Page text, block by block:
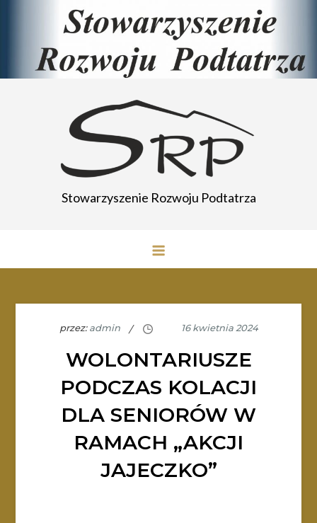
Stowarzyszenie Rozwoju Podtatrza
przez:admin
WOLONTARIUSZE
PODCZAS KOLACJI
DLA SENIORÓW W
RAMACH „AKCJI
JAJECZKO”